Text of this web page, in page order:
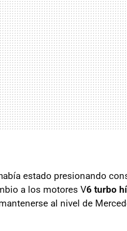
estado presionando
a los motores V6 turbo
al nivel de